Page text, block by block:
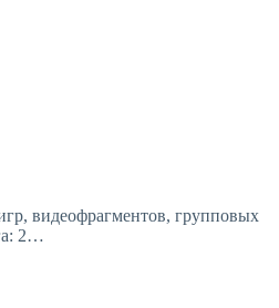
видеофрагментов, групповых
2…